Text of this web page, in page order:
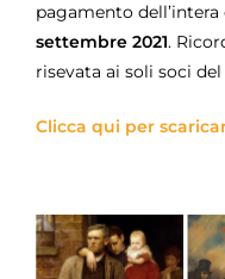
pagamento dell’intera
settembre 2021.
risevata ai soli soci
Clicca qui per